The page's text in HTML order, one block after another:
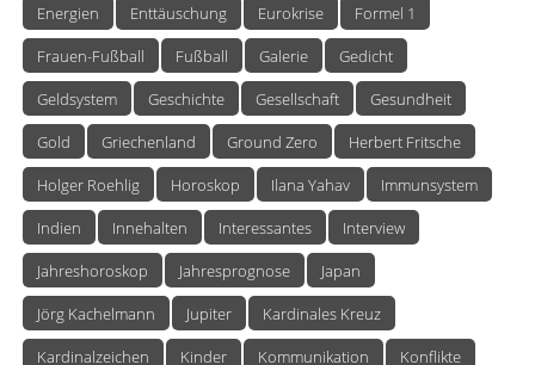
Energien
Enttäuschung Eurokrise
Formel 1
Frauen-Fußball
Fußball Galerie
Gedicht
Geldsystem
Geschichte Gesellschaft
Gesundheit
Gold
Griechenland Ground Zero
Herbert Fritsche
Holger Roehlig
Horoskop Ilana Yahav
Immunsystem
Indien
Innehalten Interessantes
Interview
Jahreshoroskop
Jahresprognose
Japan
Jörg Kachelmann
Jupiter
Kardinales Kreuz
Kardinalzeichen
Kinder Kommunikation
Konflikte